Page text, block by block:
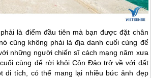
là điểm đầu tiên mà bạn được đặt chân
cũng không phải là địa danh cuối cùng để
những người chiến sĩ cách mạng năm xưa
cùng để rời khỏi Côn Đảo trở về với đất
di tích, có thể mang lại nhiều bức ảnh đẹp